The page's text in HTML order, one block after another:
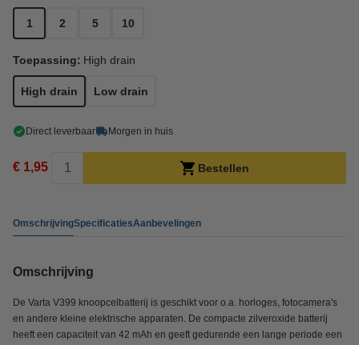
1 2 5 10
Toepassing: High drain
High drain Low drain
Direct leverbaar Morgen in huis
€ 1,95 Bestellen
OmschrijvingSpecificatiesAanbevelingen
Omschrijving
De Varta V399 knoopcelbatterij is geschikt voor o.a. horloges, fotocamera's
en andere kleine elektrische apparaten. De compacte zilveroxide batterij
heeft een capaciteit van 42 mAh en geeft gedurende een lange periode een